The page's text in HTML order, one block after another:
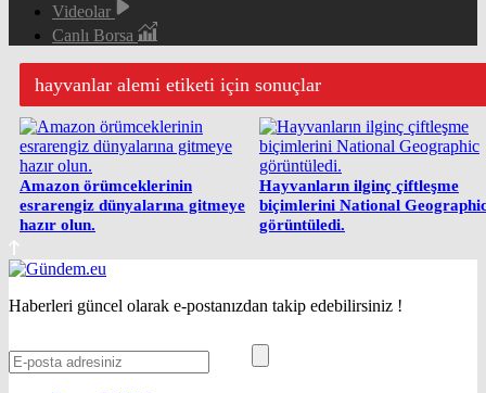
Videolar
Canlı Borsa
hayvanlar alemi etiketi için sonuçlar
Amazon örümceklerinin
esrarengiz dünyalarına gitmeye
hazır olun.
Hayvanların ilginç çiftleşme
biçimlerini National
görüntüledi.
Haberleri güncel olarak e-postanızdan takip edebilirsiniz !